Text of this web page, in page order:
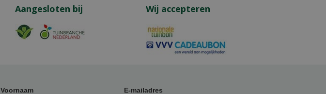
Aangesloten bij Wij accepteren
Voornaam E-mailadres